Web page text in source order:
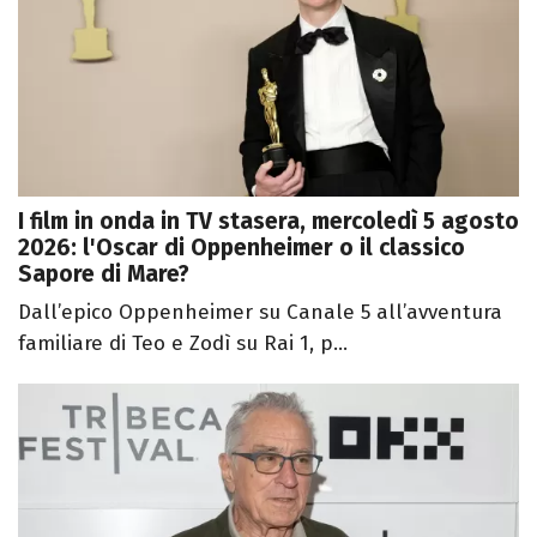
I film in onda in TV stasera, mercoledì 5 agosto
2026: l'Oscar di Oppenheimer o il classico
Sapore di Mare?
Dall’epico Oppenheimer su Canale 5 all’avventura
familiare di Teo e Zodì su Rai 1, p...